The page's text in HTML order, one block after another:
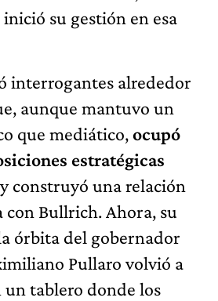
su gestión en esa
interrogantes alrededor
aunque mantuvo un
que mediático,ocupó
estratégicas
y construyó una relación
Bullrich. Ahora, su
órbita del gobernador
Pullaro volvió a
un tablero donde los